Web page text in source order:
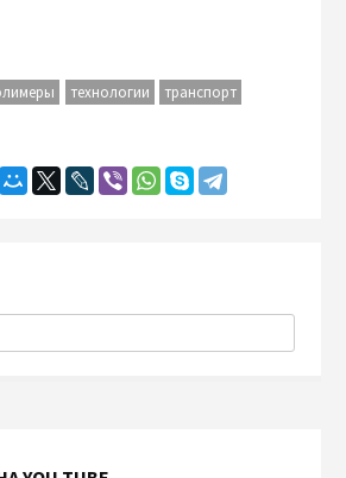
технологии
транспорт